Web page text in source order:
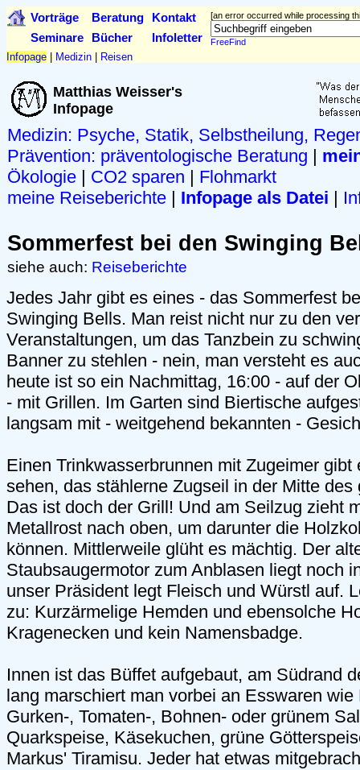
Vorträge Beratung Kontakt [an error occurred while processing
FreeFind
Seminare Bücher Infoletter
Infopage Medizin Reisen
Matthias Weisser's
Infopage
Medizin: Psyche, Statik, Selbstheilung,
Prävention: präventologische Beratung |
Ökologie | CO2 sparen | Flohmarkt
meine Reiseberichte | Infopage als Datei |
Sommerfest bei den Swinging
siehe auch: Reiseberichte
Jedes Jahr gibt es eines - das Sommerfest
Swinging Bells. Man reist nicht nur zu den
Veranstaltungen, um das Tanzbein zu
Banner zu stehlen - nein, man versteht es
heute ist so ein Nachmittag, 16:00 - auf der
- mit Grillen. Im Garten sind Biertische
langsam mit - weitgehend bekannten -
Einen Trinkwasserbrunnen mit Zugeimer gibt
sehen, das stählerne Zugseil in der Mitte
Das ist doch der Grill! Und am Seilzug zieht
Metallrost nach oben, um darunter die
können. Mittlerweile glüht es mächtig. Der
Staubsaugermotor zum Anblasen liegt noch
unser Präsident legt Fleisch und Würstl auf.
zu: Kurzärmelige Hemden und ebensolche
Kragenecken und kein Namensbadge.
Innen ist das Büffet aufgebaut, am Südrand
lang marschiert man vorbei an Esswaren
Gurken-, Tomaten-, Bohnen- oder grünem
Quarkspeise, Käsekuchen, grüne
Markus' Tiramisu. Jeder hat etwas